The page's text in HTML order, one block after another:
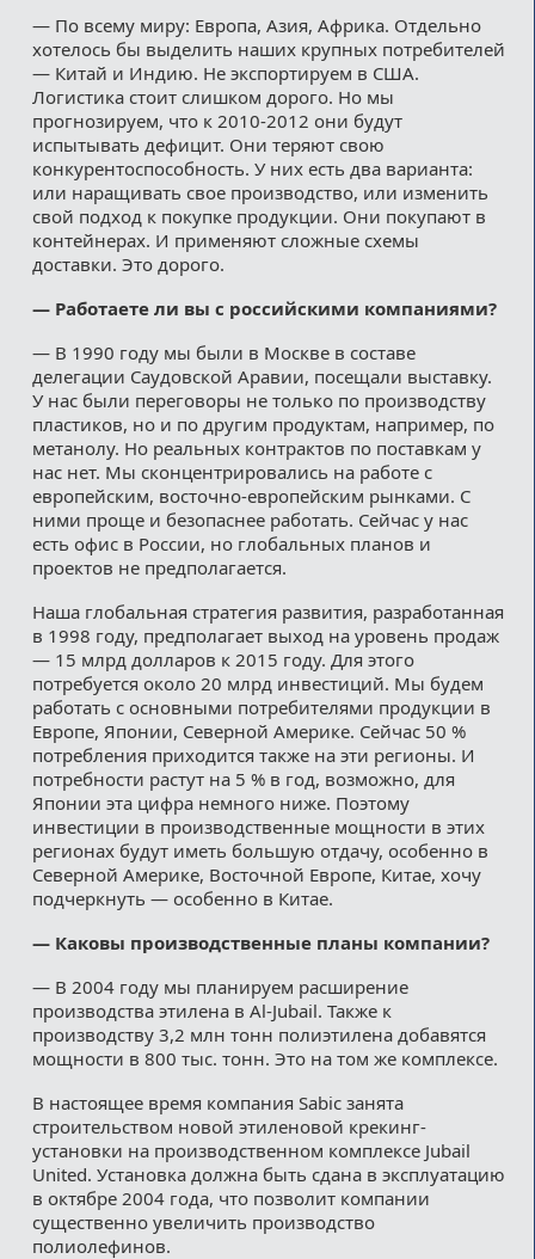
— По всему миру: Европа, Азия, Африка. Отдельно
хотелось бы выделить наших крупных потребителей
— Китай и Индию. Не экспортируем в США.
Логистика стоит слишком дорого. Но мы
прогнозируем, что к 2010-2012 они будут
испытывать дефицит. Они теряют свою
конкурентоспособность. У них есть два варианта:
или наращивать свое производство, или изменить
свой подход к покупке продукции. Они покупают в
контейнерах. И применяют сложные схемы
доставки. Это дорого.
— Работаете ли вы с российскими компаниями?
— В 1990 году мы были в Москве в составе
делегации Саудовской Аравии, посещали выставку.
У нас были переговоры не только по производству
пластиков, но и по другим продуктам, например, по
метанолу. Но реальных контрактов по поставкам у
нас нет. Мы сконцентрировались на работе с
европейским, восточно-европейским рынками. С
ними проще и безопаснее работать. Сейчас у нас
есть офис в России, но глобальных планов и
проектов не предполагается.
Наша глобальная стратегия развития, разработанная
в 1998 году, предполагает выход на уровень продаж
— 15 млрд долларов к 2015 году. Для этого
потребуется около 20 млрд инвестиций. Мы будем
работать с основными потребителями продукции в
Европе, Японии, Северной Америке. Сейчас 50 %
потребления приходится также на эти регионы. И
потребности растут на 5 % в год, возможно, для
Японии эта цифра немного ниже. Поэтому
инвестиции в производственные мощности в этих
регионах будут иметь большую отдачу, особенно в
Северной Америке, Восточной Европе, Китае, хочу
подчеркнуть — особенно в Китае.
— Каковы производственные планы компании?
— В 2004 году мы планируем расширение
производства этилена в Al-Jubail. Также к
производству 3,2 млн тонн полиэтилена добавятся
мощности в 800 тыс. тонн. Это на том же комплексе.
В настоящее время компания Sabic занята
строительством новой этиленовой крекинг-
установки на производственном комплексе Jubail
United. Установка должна быть сдана в эксплуатацию
в октябре 2004 года, что позволит компании
существенно увеличить производство
полиолефинов.